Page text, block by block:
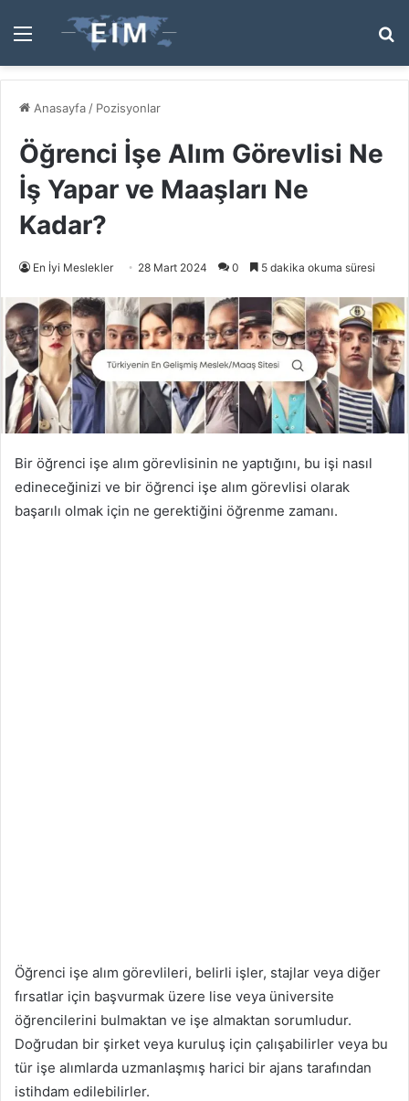
Menü
...
Anasayfa / Pozisyonlar
Öğrenci İşe Alım Görevlisi Ne
İş Yapar ve Maaşları Ne
Kadar?
En İyi Meslekler 28 Mart 2024 0 5 dakika okuma süresi
Bir öğrenci işe alım görevlisinin ne yaptığını, bu işi nasıl
edineceğinizi ve bir öğrenci işe alım görevlisi olarak
başarılı olmak için ne gerektiğini öğrenme zamanı.
Öğrenci işe alım görevlileri, belirli işler, stajlar veya diğer
fırsatlar için başvurmak üzere lise veya üniversite
öğrencilerini bulmaktan ve işe almaktan sorumludur.
Doğrudan bir şirket veya kuruluş için çalışabilirler veya bu
tür işe alımlarda uzmanlaşmış harici bir ajans tarafından
istihdam edilebilirler.